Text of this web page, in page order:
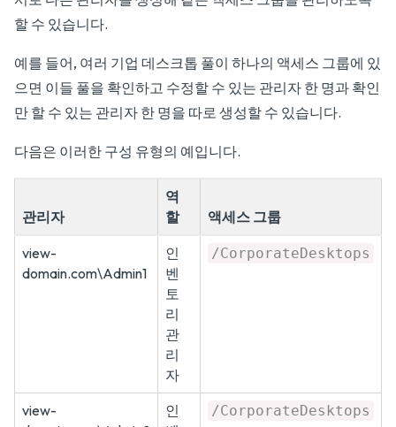
할 수 있습니다.
예를 들어, 여러 기업 데스크톱 풀이 하나의 액세스 그룹에 있
으면 이들 풀을 확인하고 수정할 수 있는 관리자 한 명과 확인
만 할 수 있는 관리자 한 명을 따로 생성할 수 있습니다.
다음은 이러한 구성 유형의 예입니다.
관리자
역
할
액세스 그룹
view-
domain.com\Admin1
인
벤
토
리
관
리
자
/CorporateDesktops
view-
인
/CorporateDesktops